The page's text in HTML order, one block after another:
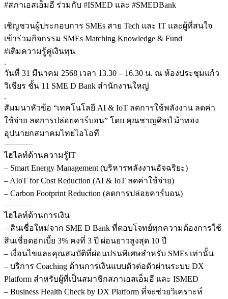
#สภาเอสเอ็มอี ร่วมกับ #ISMED และ #SMEDBank
เชิญชวนผู้ประกอบการ SMEs สาย Tech และ IT และผู้ที่สนใจ
เข้าร่วมกิจกรรม SMEs Matching Knowledge & Fund
#เติมความรู้คู่เงินทุน
.
วันที่ 31 มีนาคม 2568 เวลา 13.30 – 16.30 น. ณ ห้องประชุมแก้ว
วิเชียร ชั้น 11 SME D Bank สำนักงานใหญ่
.
สัมมนาหัวข้อ “เทคโนโลยี AI & IoT ลดการใช้พลังงาน ลดค่า
ใช้จ่าย ลดการปล่อยคาร์บอน” โดย คุณชาญศิลป์ ม้าทอง
อุปนายกสมาคมไทยไอโอที
———–
ไฮไลท์ด้านความรู้IT
– Smart Energy Management (บริหารพลังงานอัจฉริยะ)
– AIoT for Cost Reduction (AI & IoT ลดค่าใช้จ่าย)
– Carbon Footprint Reduction (ลดการปล่อยคาร์บอน)
———–
ไฮไลท์ด้านการเงิน
– สินเชื่อใหม่จาก SME D Bank ที่ตอบโจทย์ทุกความต้องการใช้
สินเชื่อดอกเบี้ย 3% คงที่ 3 ปี ผ่อนยาวสูงสุด 10 ปี
– เงื่อนไขและคุณสมบัติที่ผ่อนปรนพิเศษสำหรับ SMEs เท่านั้น
– บริการ Coaching ด้านการเงินแบบตัวต่อตัวผ่านระบบ DX
Platform สำหรับผู้ที่เป็นสมาชิกสภาเอสเอ็มอี และ ISMED
– Business Health Check by DX Platform ที่จะช่วยวิเคราะห์